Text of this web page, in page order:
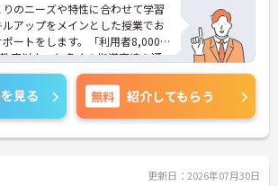
のニーズや特性に合わせて学習
アップをメインとした授業でお
ートをします。「利用者8,000
室以上」と多くの指導実績を通
もあり、満足度の高いサービス
身の療育分野でのスキル向上も
日は120日前後とプライベート
です。
気軽にお問い合わせ下さい。さ
見る 無料 紹介してもらう
更新日：2026年07月30日